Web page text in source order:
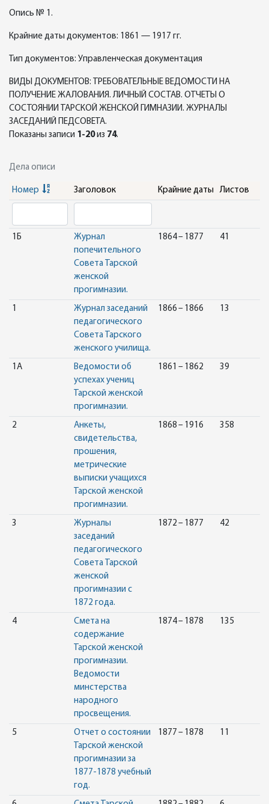
Опись № 1.
Крайние даты документов: 1861 — 1917 гг.
Тип документов: Управленческая документация
ВИДЫ ДОКУМЕНТОВ: ТРЕБОВАТЕЛЬНЫЕ ВЕДОМОСТИ НА
ПОЛУЧЕНИЕ ЖАЛОВАНИЯ. ЛИЧНЫЙ СОСТАВ. ОТЧЕТЫ О
СОСТОЯНИИ ТАРСКОЙ ЖЕНСКОЙ ГИМНАЗИИ. ЖУРНАЛЫ
ЗАСЕДАНИЙ ПЕДСОВЕТА.
Показаны записи 1-20из 74.
Дела описи
Номер Заголовок Крайние даты Листов
1Б
Журнал
попечительного
Совета Тарской
женской
прогимназии.
1864 – 1877 41
1
Журнал заседаний
педагогического
Совета Тарского
женского училища.
1866 – 1866 13
1А
Ведомости об
успехах учениц
Тарской женской
прогимназии.
1861 – 1862 39
2
Анкеты,
свидетельства,
прошения,
метрические
выписки учащихся
Тарской женской
прогимназии.
1868 – 1916 358
3
Журналы
заседаний
педагогического
Совета Тарской
женской
прогимназии с
1872 года.
1872 – 1877 42
4
Смета на
содержание
Тарской женской
прогимназии.
Ведомости
минстерства
народного
просвещения.
1874 – 1878 135
5
Отчет о состоянии
Тарской женской
прогимназии за
1877-1878 учебный
год.
1877 – 1878 11